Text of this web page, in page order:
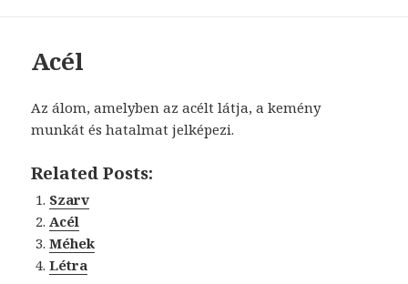
Acél
Az álom, amelyben az acélt látja, a kemény
munkát és hatalmat jelképezi.
Related Posts:
Szarv
Acél
Méhek
Létra